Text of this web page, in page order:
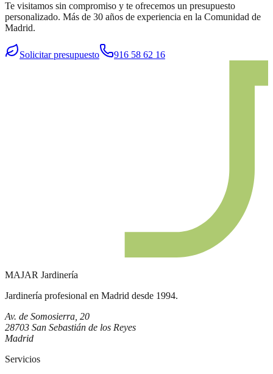
Te visitamos sin compromiso y te ofrecemos un presupuesto
personalizado. Más de 30 años de experiencia en la Comunidad de
Madrid.
Solicitar presupuesto 916 58 62 16
MAJAR Jardinería
Jardinería profesional en Madrid desde 1994.
Av. de Somosierra, 20
28703 San Sebastián de los Reyes
Madrid
Servicios